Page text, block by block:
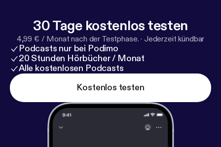
30 Tage kostenlos testen
4,99 € / Monat nach der Testphase. · Jederzeit kündbar
Podcasts nur bei Podimo
20 Stunden Hörbücher / Monat
Alle kostenlosen Podcasts
Kostenlos testen